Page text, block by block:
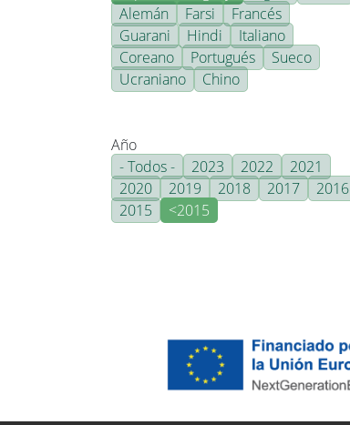
Alemán
Farsi
Francés
Guarani
Hindi
Italiano
Coreano
Portugués
Sueco
Ucraniano
Chino
Año
- Todos -
2023 2022
2021
2020
2019 2018 2017
2016
2015
<2015